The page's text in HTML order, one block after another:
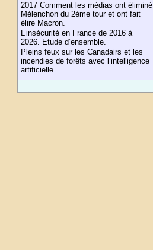
2017 Comment les médias ont éliminé
Mélenchon du 2ème tour et ont fait
élire Macron.
L’insécurité en France de 2016 à
2026. Etude d’ensemble.
Pleins feux sur les Canadairs et les
incendies de forêts avec l’intelligence
artificielle.